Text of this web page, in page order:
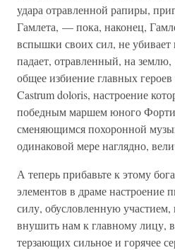
удара отравленной рапиры,
Гамлета, — пока, наконец,
вспышки своих сил, не убивает
падает, отравленный, на
общее избиение главных героев
Castrum doloris, настроение
победным маршем юного
сменяющимся похоронной
одинаковой мере наглядно,
А теперь прибавьте к этому
элементов в драме настроение
силу, обусловленную
внушить нам к главному лицу,
терзающих сильное и горячее